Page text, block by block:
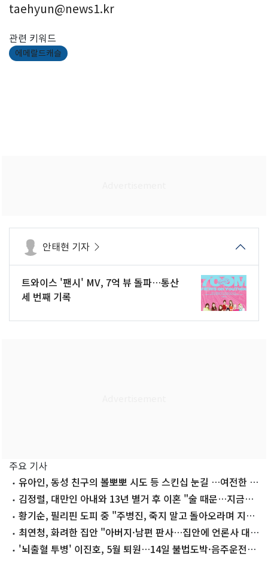
taehyun@news1.kr
관련 키워드
에메랄드캐슬
안태현 기자
트와이스 '팬시' MV, 7억 뷰 돌파…통산
세 번째 기록
주요 기사
유아인, 동성 친구의 볼뽀뽀 시도 등 스킨십 눈길 …여전한 비
주얼김정렬, 대만인 아내와 13년 별거 후 이혼 "술 때문…지금은
끊어"
황기순, 필리핀 도피 중 "주병진, 죽지 말고 돌아오라며 지
원"최연청, 화려한 집안 "아버지·남편 판사…집안에 언론사 대
표·국회의원도"
'뇌출혈 투병' 이진호, 5월 퇴원…14일 불법도박·음주운전